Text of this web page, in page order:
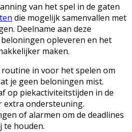
van het spel in de gaten
die mogelijk samenvallen met
Deelname aan deze
opleveren en het
maken.
routine in voor het spelen om
je geen beloningen mist.
op piekactiviteitstijden in de
extra ondersteuning.
of alarmen om de deadlines
te houden.